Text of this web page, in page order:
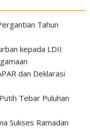
Tahun
kepada LDII
dan Deklarasi
Tebar Puluhan
Sukses Ramadan